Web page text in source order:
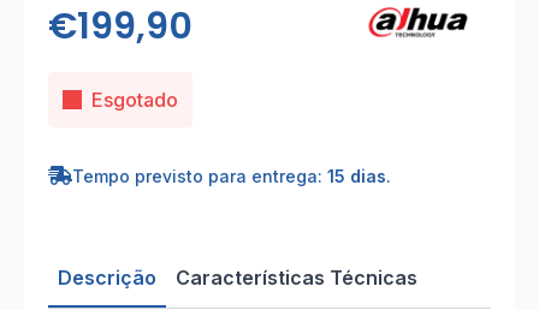
€199,90
Esgotado
Tempo previsto para entrega: 15 dias.
Descrição Características Técnicas